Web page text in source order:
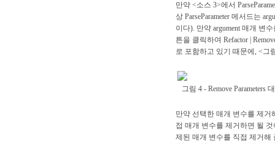
만약 <소스 3>에서
상 ParseParameter 메서드는
이다). 만약 argument 매개 변
튼을 클릭하여 Refactor |
로 포함하고 있기 때문에, <그
그림 4 - Remove Parameters
만약 선택한 매개 변수를 제거
접 매개 변수를 제거하면 될
제된 매개 변수를 직접 제거해